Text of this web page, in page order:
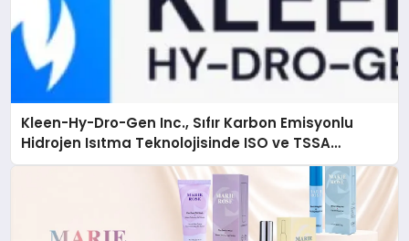
Kleen-Hy-Dro-Gen Inc., Sıfır Karbon Emisyonlu
Hidrojen Isıtma Teknolojisinde ISO ve TSSA
Düzenleyici Onaylarını Aldı